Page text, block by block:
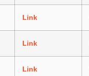
Link
Link
Link